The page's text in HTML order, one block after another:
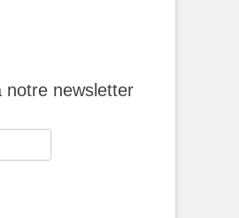
notre newsletter